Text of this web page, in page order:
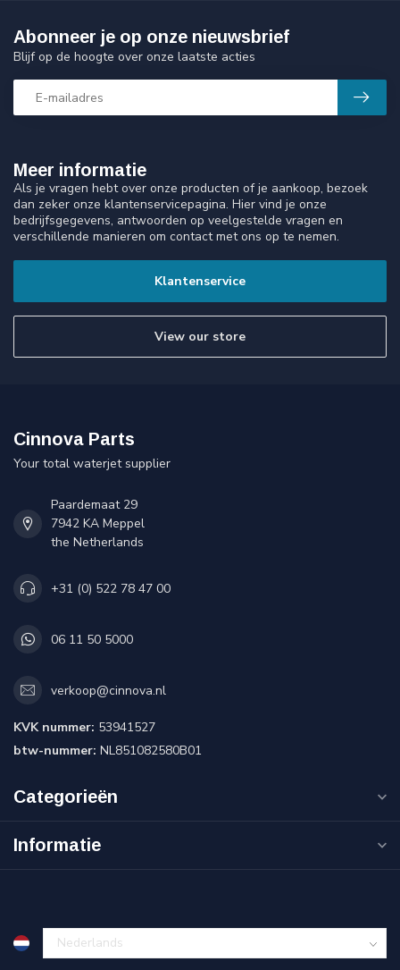
Meer informatie
Als je vragen hebt over onze producten of je aankoop, bezoek
dan zeker onze klantenservicepagina. Hier vind je onze
bedrijfsgegevens, antwoorden op veelgestelde vragen en
verschillende manieren om contact met ons op te nemen.
Klantenservice
View our store
Abonneer je op onze nieuwsbrief
Blijf op de hoogte over onze laatste acties
Cinnova Parts
Your total waterjet supplier
Paardemaat 29
7942 KA Meppel
the Netherlands
+31 (0) 522 78 47 00
06 11 50 5000
verkoop@cinnova.nl
KVK nummer: 53941527
btw-nummer: NL851082580B01
Categorieën
Informatie